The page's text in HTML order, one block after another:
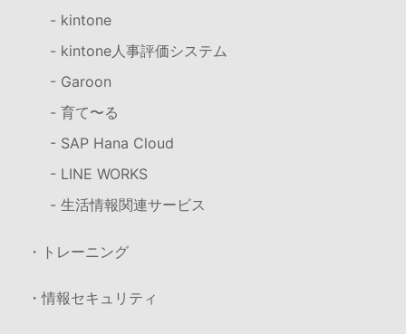
- kintone
- kintone人事評価システム
- Garoon
- 育て〜る
- SAP Hana Cloud
- LINE WORKS
- 生活情報関連サービス
・トレーニング
・情報セキュリティ